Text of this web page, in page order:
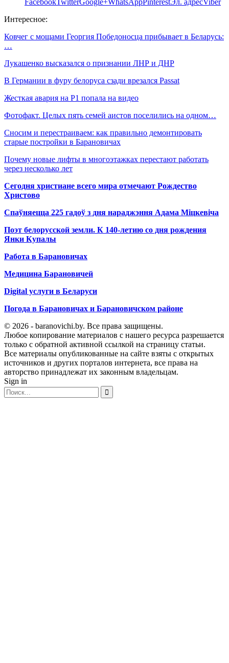
Facebook TwitterGoogle+WhatsAppPinterestЭл. адресViber
Интересное:
Ковчег с мощами Георгия Победоносца прибывает в Беларусь:
…
Лукашенко высказался о признании ЛНР и ДНР
В Германии в фуру белоруса сзади врезался Passat
Жесткая авария на Р1 попала на видео
Фотофакт. Целых пять семей аистов поселились на одном…
Сносим и перестраиваем: как правильно демонтировать
старые постройки в Барановичах
Почему новые лифты в многоэтажках перестают работать
через несколько лет
Сегодня христиане всего мира отмечают Рождество
Христово
Спаўняецца 225 гадоў з дня нараджэння Адама Міцкевіча
Поэт белорусской земли. К 140-летию со дня рождения
Янки Купалы
Работа в Барановичах
Медицина Барановичей
Digital услуги в Беларуси
Погода в Барановичах и Барановичском районе
© 2026 - baranovichi.by. Все права защищены.
Любое копирование материалов с нашего ресурса разрешается
только с обратной активной ссылкой на страницу статьи.
Все материалы опубликованные на сайте взяты с открытых
источников и других порталов интернета, все права на
авторство принадлежат их законным владельцам.
Sign in